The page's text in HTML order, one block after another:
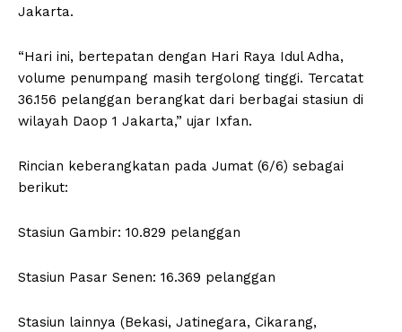
Jakarta.
“Hari ini, bertepatan dengan Hari Raya Idul Adha,
volume penumpang masih tergolong tinggi. Tercatat
36.156 pelanggan berangkat dari berbagai stasiun di
wilayah Daop 1 Jakarta,” ujar Ixfan.
Rincian keberangkatan pada Jumat (6/6) sebagai
berikut:
Stasiun Gambir: 10.829 pelanggan
Stasiun Pasar Senen: 16.369 pelanggan
Stasiun lainnya (Bekasi, Jatinegara, Cikarang,